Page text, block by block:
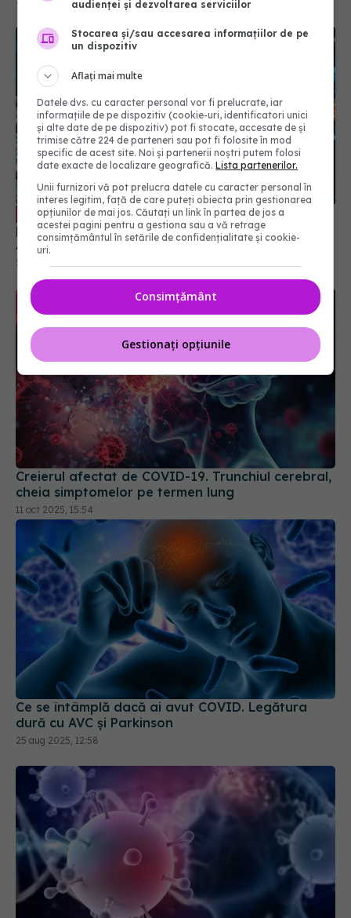
EXCLUSIV Remdesivir, tratamentul injectabil
pentru COVID. Prof. dr. Simin Aysel Florescu:
Administrarea se face în spitale
29 aug 2024, 23:43
Creierul afectat de COVID-19. Trunchiul cerebral,
cheia simptomelor pe termen lung
11 oct 2025, 15:54
Ce se întâmplă dacă ai avut COVID. Legătura
dură cu AVC și Parkinson
25 aug 2025, 12:58
audienței și dezvoltarea serviciilor
Stocarea și/sau accesarea informațiilor de pe
un dispozitiv
Aflați mai multe
Datele dvs. cu caracter personal vor fi prelucrate, iar
informațiile de pe dispozitiv (cookie-uri, identificatori unici
și alte date de pe dispozitiv) pot fi stocate, accesate de și
trimise către 224 de parteneri sau pot fi folosite în mod
specific de acest site. Noi și partenerii noștri putem folosi
date exacte de localizare geografică.Lista partenerilor.
Unii furnizori vă pot prelucra datele cu caracter personal în
interes legitim, față de care puteți obiecta prin gestionarea
opțiunilor de mai jos. Căutați un link în partea de jos a
acestei pagini pentru a gestiona sau a vă retrage
consimțământul în setările de confidențialitate și cookie-
uri.
Consimțământ
Gestionați opțiunile